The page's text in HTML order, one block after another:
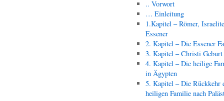
.. Vorwort
… Einleitung
1.Kapitel – Römer,
Essener
2. Kapitel – Die Essener
3. Kapitel – Christi Geburt
4. Kapitel – Die heilige
in Ägypten
5. Kapitel – Die Rückkehr
heiligen Familie nach